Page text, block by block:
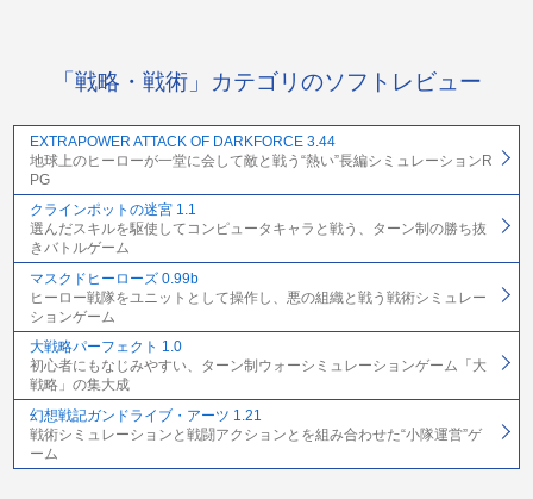
「戦略・戦術」カテゴリのソフトレビュー
EXTRAPOWER ATTACK OF DARKFORCE 3.44
地球上のヒーローが一堂に会して敵と戦う“熱い”長編シミュレーションR
PG
クラインポットの迷宮 1.1
選んだスキルを駆使してコンピュータキャラと戦う、ターン制の勝ち抜
きバトルゲーム
マスクドヒーローズ 0.99b
ヒーロー戦隊をユニットとして操作し、悪の組織と戦う戦術シミュレー
ションゲーム
大戦略パーフェクト 1.0
初心者にもなじみやすい、ターン制ウォーシミュレーションゲーム「大
戦略」の集大成
幻想戦記ガンドライブ・アーツ 1.21
戦術シミュレーションと戦闘アクションとを組み合わせた“小隊運営”ゲ
ーム